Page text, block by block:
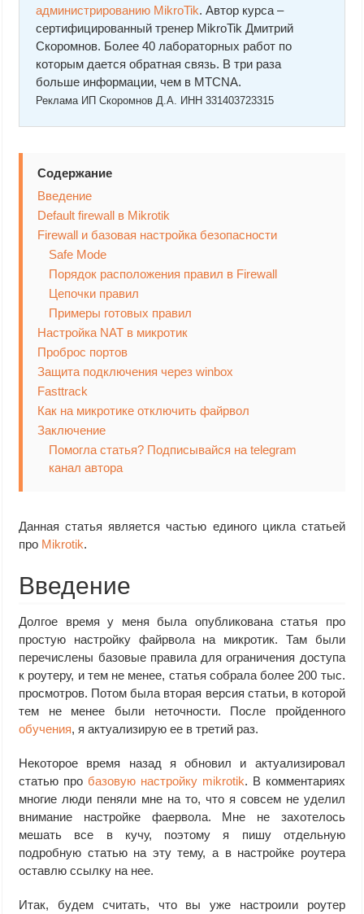
администрированию MikroTik. Автор курcа –
сертифицированный тренер MikroTik Дмитрий
Скоромнов. Более 40 лабораторных работ по
которым дается обратная связь. В три раза
больше информации, чем в MTCNA.
Реклама ИП Скоромнов Д.А. ИНН 331403723315
Содержание
Введение
Default firewall в Mikrotik
Firewall и базовая настройка безопасности
Safe Mode
Порядок расположения правил в Firewall
Цепочки правил
Примеры готовых правил
Настройка NAT в микротик
Проброс портов
Защита подключения через winbox
Fasttrack
Как на микротике отключить файрвол
Заключение
Помогла статья? Подписывайся на telegram
канал автора
Данная статья является частью единого цикла статьей
про Mikrotik.
Введение
Долгое время у меня была опубликована статья про
простую настройку файрвола на микротик. Там были
перечислены базовые правила для ограничения доступа
к роутеру, и тем не менее, статья собрала более 200 тыс.
просмотров. Потом была вторая версия статьи, в которой
тем не менее были неточности. После пройденного
обучения, я актуализирую ее в третий раз.
Некоторое время назад я обновил и актуализировал
статью про базовую настройку mikrotik. В комментариях
многие люди пеняли мне на то, что я совсем не уделил
внимание настройке фаервола. Мне не захотелось
мешать все в кучу, поэтому я пишу отдельную
подробную статью на эту тему, а в настройке роутера
оставлю ссылку на нее.
Итак, будем считать, что вы уже настроили роутер